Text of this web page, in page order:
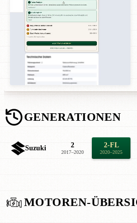
GENERATIONEN
Suzuki 2
2017–2020
2-FL
2020–2025
MOTOREN-